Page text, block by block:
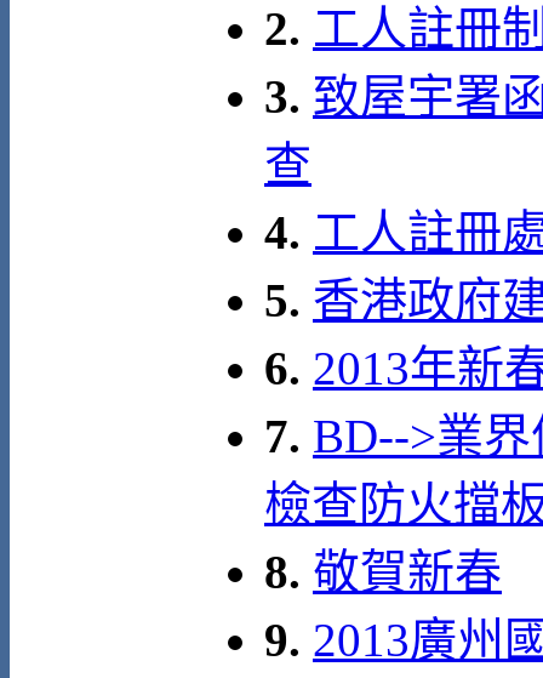
2. 工人註冊
3. 致屋宇署
查
4. 工人註冊
5. 香港政府
6. 2013年新
7. BD-->業
檢查防火擋
8. 敬賀新春
9. 2013廣州